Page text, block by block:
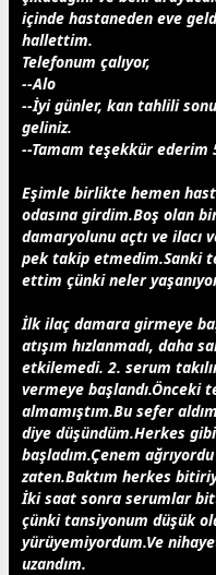
içinde hastaneden eve
hallettim.
Telefonum çalıyor,
--Alo
--İyi günler, kan tahlili
geliniz.
--Tamam teşekkür ederim
Eşimle birlikte hemen
odasına girdim.Boş olan
damaryolunu açtı ve ilacı
pek takip etmedim.Sanki
ettim çünki neler
İlk ilaç damara girmeye
atışım hızlanmadı, daha
etkilemedi. 2. serum
vermeye başlandı.Önceki
almamıştım.Bu sefer
diye düşündüm.Herkes
başladım.Çenem
zaten.Baktım herkes
İki saat sonra serumlar
çünki tansiyonum düşük
yürüyemiyordum.Ve
uzandım.